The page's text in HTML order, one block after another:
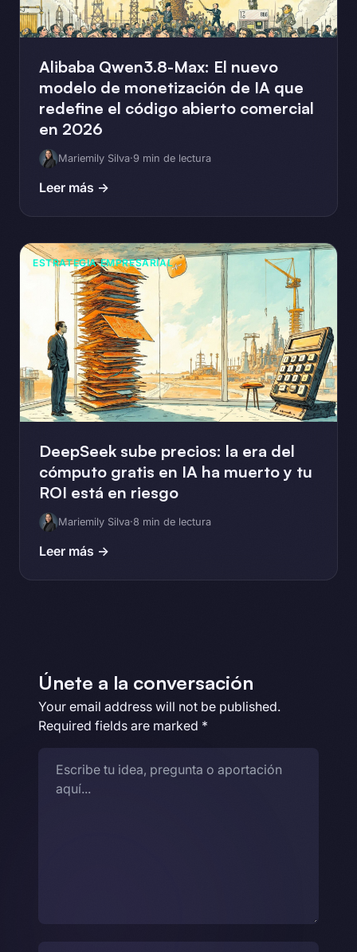
Alibaba Qwen3.8-Max: El nuevo
modelo de monetización de IA que
redefine el código abierto comercial
en 2026
Mariemily Silva·9 min de lectura
Leer más →
ESTRATEGIA EMPRESARIAL
DeepSeek sube precios: la era del
cómputo gratis en IA ha muerto y tu
ROI está en riesgo
Mariemily Silva·8 min de lectura
Leer más →
Únete a la conversación
Your email address will not be published.
Required fields are marked *